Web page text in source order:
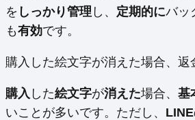
を しっかり管理 し、 定期的にバッ
も有効です。
購入した絵文字が消えた場合、返
購入 した絵文字が消えた場合、 基
いことが多いです。ただし、 LINE